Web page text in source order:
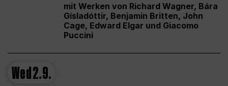
mit Werken von Richard Wagner, Bára
Gísladóttir, Benjamin Britten, John
Cage, Edward Elgar und Giacomo
Puccini
Wed2.9.